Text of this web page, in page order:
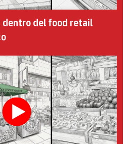
dentro del food retail